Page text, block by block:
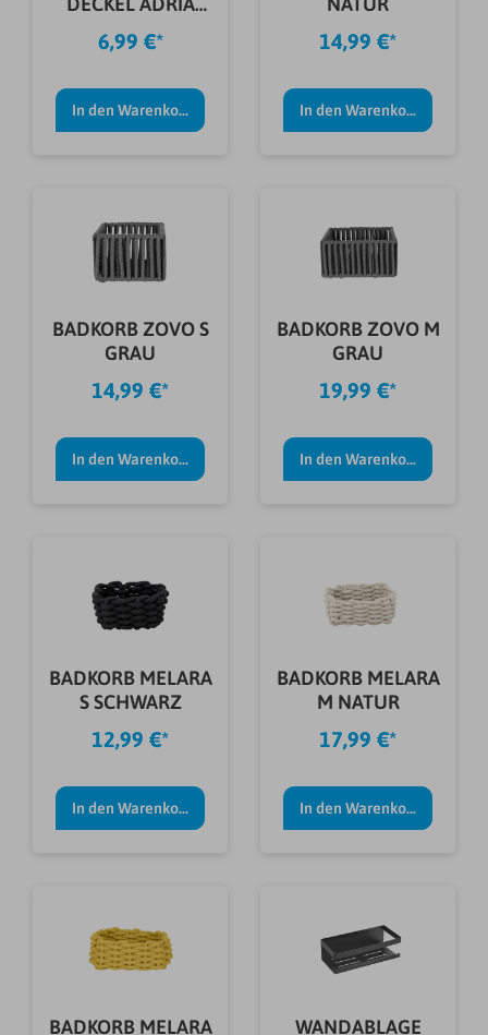
DUNKELBLAU
6,99 €*
In den Warenkorb
14,99 €*
In den Warenkorb
BADKORB ZOVO S
GRAU
14,99 €*
In den Warenkorb
BADKORB ZOVO M
GRAU
19,99 €*
In den Warenkorb
BADKORB MELARA
S SCHWARZ
12,99 €*
In den Warenkorb
BADKORB MELARA
M NATUR
17,99 €*
In den Warenkorb
BADKORB MELARA WANDABLAGE